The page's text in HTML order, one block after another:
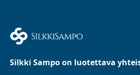
Silkki Sampo on luotettava